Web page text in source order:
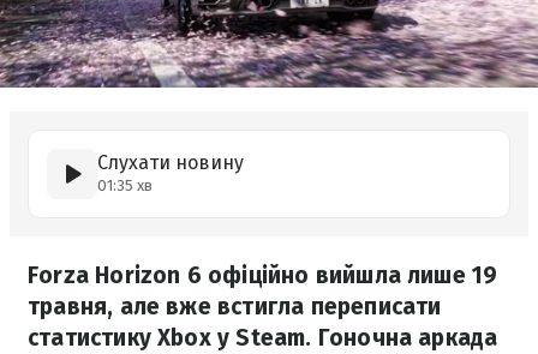
Слухати новину
01:35 хв
Forza Horizon 6 офіційно вийшла лише 19
травня, але вже встигла переписати
статистику Xbox у Steam. Гоночна аркада